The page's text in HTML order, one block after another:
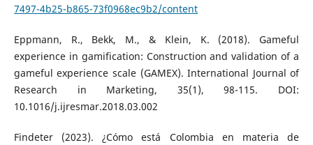
7497-4b25-b865-73f0968ec9b2/content
Eppmann, R., Bekk, M., & Klein, K. (2018). Gameful
experience in gamification: Construction and validation of a
gameful experience scale (GAMEX). International Journal of
Research in Marketing, 35(1), 98-115. DOI:
10.1016/j.ijresmar.2018.03.002
Findeter (2023). ¿Cómo está Colombia en materia de